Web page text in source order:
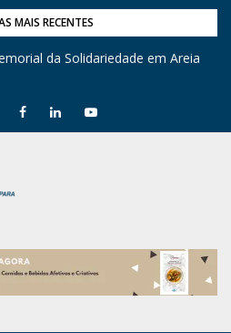
MAIS RECENTES
da Solidariedade em Areia